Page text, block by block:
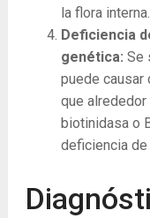
la flora interna.
Deficiencia
genética: Se
puede causar
que
biotinidasa o
deficiencia de